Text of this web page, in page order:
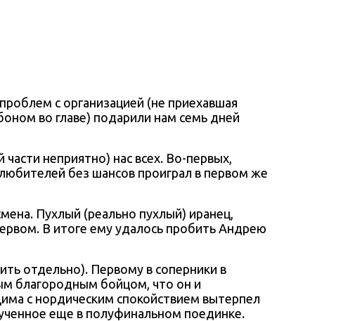
с организацией (не приехавшая
во главе) подарили нам семь дней
неприятно) нас всех. Во-первых,
без шансов проиграл в первом же
Пухлый (реально пухлый) иранец,
В итоге ему удалось пробить Андрею
отдельно). Первому в соперники в
благородным бойцом, что он и
с нордическим спокойствием вытерпел
еще в полуфинальном поединке.